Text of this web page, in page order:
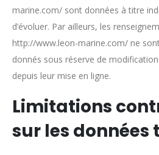
marine.com/ sont données à titre
d’évoluer. Par ailleurs, les
http://www.leon-marine.com/ ne
donnés sous réserve de
depuis leur mise en ligne.
Limitations
sur les données